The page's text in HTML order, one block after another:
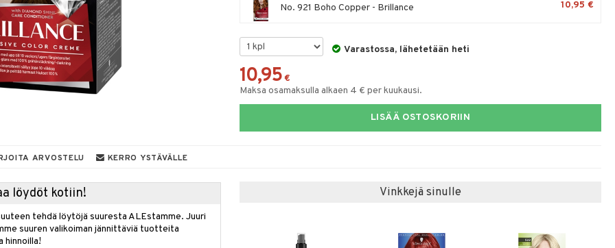
No. 921 Boho Copper - Brillance 10,95 €
Varastossa, lähetetään heti
10,95 €
Maksa osamaksulla alkaen 4 € per kuukausi.
LISÄÄ OSTOSKORIIN
ARVOSTELU KERRO YSTÄVÄLLE
löydöt kotiin!
tehdä löytöjä suuresta ALEstamme. Juuri
suuren valikoiman jännittäviä tuotteita
hinnoilla!
Vinkkejä sinulle